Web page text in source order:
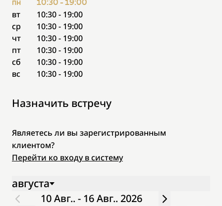
пн 10:30 - 19:00
вт
10:30 - 19:00
ср
10:30 - 19:00
чт
10:30 - 19:00
пт
10:30 - 19:00
сб
10:30 - 19:00
вс
10:30 - 19:00
Назначить встречу
Являетесь ли вы зарегистрированным
клиентом?
Перейти ко входу в систему
августа
10 Авг.. - 16 Авг.. 2026